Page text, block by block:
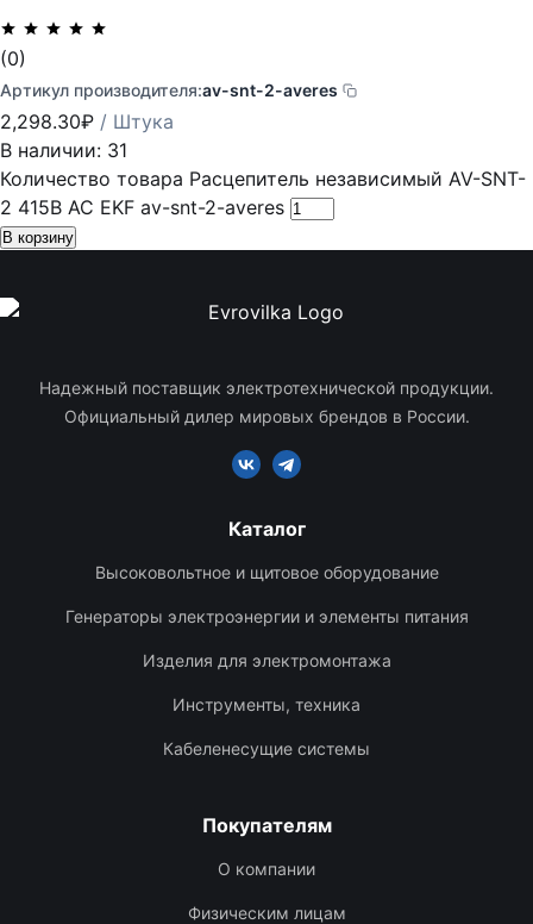
(0)
Артикул производителя:av-snt-2-averes
2,298.30₽ / Штука
В наличии: 31
Количество товара Расцепитель независимый AV-SNT-
2 415В AC EKF av-snt-2-averes
В корзину
Надежный поставщик электротехнической продукции.
Официальный дилер мировых брендов в России.
Каталог
Высоковольтное и щитовое оборудование
Генераторы электроэнергии и элементы питания
Изделия для электромонтажа
Инструменты, техника
Кабеленесущие системы
Покупателям
О компании
Физическим лицам